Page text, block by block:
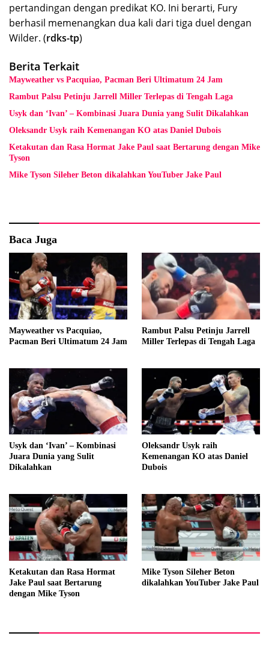
pertandingan dengan predikat KO. Ini berarti, Fury
berhasil memenangkan dua kali dari tiga duel dengan
Wilder. (rdks-tp)
Berita Terkait
Mayweather vs Pacquiao, Pacman Beri Ultimatum 24 Jam
Rambut Palsu Petinju Jarrell Miller Terlepas di Tengah Laga
Usyk dan ‘Ivan’ – Kombinasi Juara Dunia yang Sulit Dikalahkan
Oleksandr Usyk raih Kemenangan KO atas Daniel Dubois
Ketakutan dan Rasa Hormat Jake Paul saat Bertarung dengan Mike
Tyson
Mike Tyson Sileher Beton dikalahkan YouTuber Jake Paul
Baca Juga
Mayweather vs Pacquiao,
Pacman Beri Ultimatum 24 Jam
Rambut Palsu Petinju Jarrell
Miller Terlepas di Tengah Laga
Usyk dan ‘Ivan’ – Kombinasi
Juara Dunia yang Sulit
Dikalahkan
Oleksandr Usyk raih
Kemenangan KO atas Daniel
Dubois
Ketakutan dan Rasa Hormat
Jake Paul saat Bertarung
dengan Mike Tyson
Mike Tyson Sileher Beton
dikalahkan YouTuber Jake Paul